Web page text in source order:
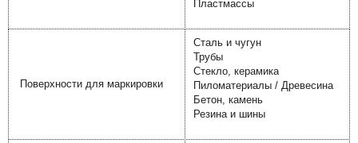
Пластмассы
Поверхности для маркировки
Сталь и чугун
Трубы
Стекло, керамика
Пиломатериалы / Древесина
Бетон, камень
Резина и шины